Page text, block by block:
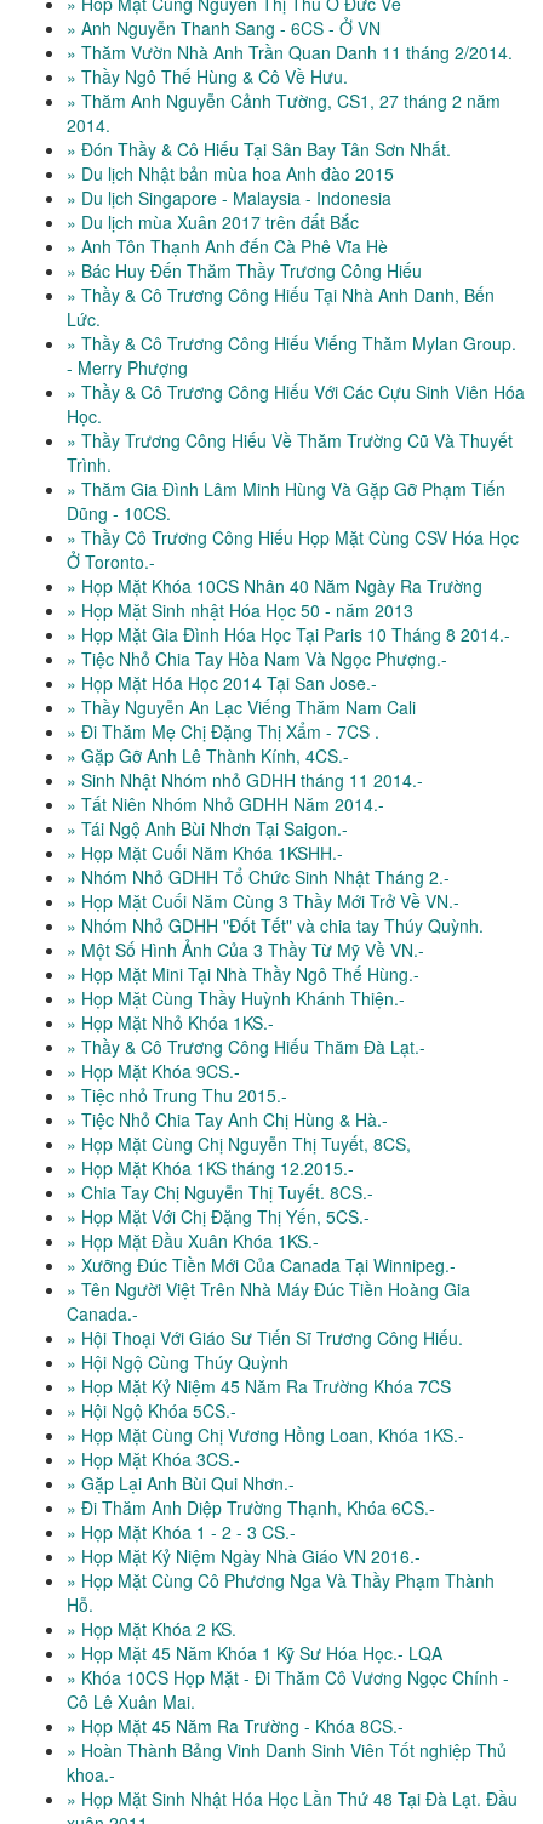
» Anh Nguyễn Thanh Sang - 6CS - Ở VN
» Thăm Vườn Nhà Anh Trần Quan Danh 11 tháng 2/2014.
» Thầy Ngô Thế Hùng & Cô Về Hưu.
» Thăm Anh Nguyễn Cảnh Tường, CS1, 27 tháng 2 năm
2014.
» Đón Thầy & Cô Hiếu Tại Sân Bay Tân Sơn Nhất.
» Du lịch Nhật bản mùa hoa Anh đào 2015
» Du lịch Singapore - Malaysia - Indonesia
» Du lịch mùa Xuân 2017 trên đất Bắc
» Anh Tôn Thạnh Anh đến Cà Phê Vĩa Hè
» Bác Huy Đến Thăm Thầy Trương Công Hiếu
» Thầy & Cô Trương Công Hiếu Tại Nhà Anh Danh, Bến
Lức.
» Thầy & Cô Trương Công Hiếu Viếng Thăm Mylan Group.
- Merry Phượng
» Thầy & Cô Trương Công Hiếu Với Các Cựu Sinh Viên Hóa
Học.
» Thầy Trương Công Hiếu Về Thăm Trường Cũ Và Thuyết
Trình.
» Thăm Gia Đình Lâm Minh Hùng Và Gặp Gỡ Phạm Tiến
Dũng - 10CS.
» Thầy Cô Trương Công Hiếu Họp Mặt Cùng CSV Hóa Học
Ở Toronto.-
» Họp Mặt Khóa 10CS Nhân 40 Năm Ngày Ra Trường
» Họp Mặt Sinh nhật Hóa Học 50 - năm 2013
» Họp Mặt Gia Đình Hóa Học Tại Paris 10 Tháng 8 2014.-
» Tiệc Nhỏ Chia Tay Hòa Nam Và Ngọc Phượng.-
» Họp Mặt Hóa Học 2014 Tại San Jose.-
» Thầy Nguyễn An Lạc Viếng Thăm Nam Cali
» Đi Thăm Mẹ Chị Đặng Thị Xẩm - 7CS .
» Gặp Gỡ Anh Lê Thành Kính, 4CS.-
» Sinh Nhật Nhóm nhỏ GDHH tháng 11 2014.-
» Tất Niên Nhóm Nhỏ GDHH Năm 2014.-
» Tái Ngộ Anh Bùi Nhơn Tại Saigon.-
» Họp Mặt Cuối Năm Khóa 1KSHH.-
» Nhóm Nhỏ GDHH Tổ Chức Sinh Nhật Tháng 2.-
» Họp Mặt Cuối Năm Cùng 3 Thầy Mới Trở Về VN.-
» Nhóm Nhỏ GDHH "Đốt Tết" và chia tay Thúy Quỳnh.
» Một Số Hình Ảnh Của 3 Thầy Từ Mỹ Về VN.-
» Họp Mặt Mini Tại Nhà Thầy Ngô Thế Hùng.-
» Họp Mặt Cùng Thầy Huỳnh Khánh Thiện.-
» Họp Mặt Nhỏ Khóa 1KS.-
» Thầy & Cô Trương Công Hiếu Thăm Đà Lạt.-
» Họp Mặt Khóa 9CS.-
» Tiệc nhỏ Trung Thu 2015.-
» Tiệc Nhỏ Chia Tay Anh Chị Hùng & Hà.-
» Họp Mặt Cùng Chị Nguyễn Thị Tuyết, 8CS,
» Họp Mặt Khóa 1KS tháng 12.2015.-
» Chia Tay Chị Nguyễn Thị Tuyết. 8CS.-
» Họp Mặt Với Chị Đặng Thị Yến, 5CS.-
» Họp Mặt Đầu Xuân Khóa 1KS.-
» Xưỡng Đúc Tiền Mới Của Canada Tại Winnipeg.-
» Tên Người Việt Trên Nhà Máy Đúc Tiền Hoàng Gia
Canada.-
» Hội Thoại Với Giáo Sư Tiến Sĩ Trương Công Hiếu.
» Hội Ngộ Cùng Thúy Quỳnh
» Họp Mặt Kỷ Niệm 45 Năm Ra Trường Khóa 7CS
» Hội Ngộ Khóa 5CS.-
» Họp Mặt Cùng Chị Vương Hồng Loan, Khóa 1KS.-
» Họp Mặt Khóa 3CS.-
» Gặp Lại Anh Bùi Qui Nhơn.-
» Đi Thăm Anh Diệp Trường Thạnh, Khóa 6CS.-
» Họp Mặt Khóa 1 - 2 - 3 CS.-
» Họp Mặt Kỷ Niệm Ngày Nhà Giáo VN 2016.-
» Họp Mặt Cùng Cô Phương Nga Và Thầy Phạm Thành
Hỗ.
» Họp Mặt Khóa 2 KS.
» Họp Mặt 45 Năm Khóa 1 Kỹ Sư Hóa Học.- LQA
» Khóa 10CS Họp Mặt - Đi Thăm Cô Vương Ngọc Chính -
Cô Lê Xuân Mai.
» Họp Mặt 45 Năm Ra Trường - Khóa 8CS.-
» Hoàn Thành Bảng Vinh Danh Sinh Viên Tốt nghiệp Thủ
khoa.-
» Họp Mặt Sinh Nhật Hóa Học Lần Thứ 48 Tại Đà Lạt. Đầu